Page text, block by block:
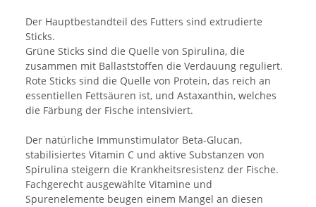
Der Hauptbestandteil des Futters sind extrudierte
Sticks.
Grüne Sticks sind die Quelle von Spirulina, die
zusammen mit Ballaststoffen die Verdauung reguliert.
Rote Sticks sind die Quelle von Protein, das reich an
essentiellen Fettsäuren ist, und Astaxanthin, welches
die Färbung der Fische intensiviert.
Der natürliche Immunstimulator Beta-Glucan,
stabilisiertes Vitamin C und aktive Substanzen von
Spirulina steigern die Krankheitsresistenz der Fische.
Fachgerecht ausgewählte Vitamine und
Spurenelemente beugen einem Mangel an diesen